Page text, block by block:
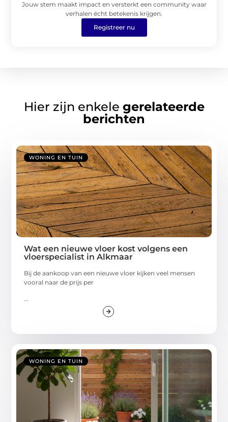
Jouw stem maakt impact en versterkt een community waar
verhalen écht betekenis krijgen.
Registreer nu
Hier zijn enkele gerelateerde
berichten
WONING EN TUIN
Wat een nieuwe vloer kost volgens een
vloerspecialist in Alkmaar
Bij de aankoop van een nieuwe vloer kijken veel mensen
vooral naar de prijs per
...
WONING EN TUIN